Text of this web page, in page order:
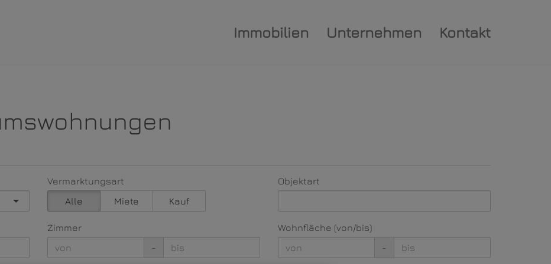
Immobilien Unternehmen Kontakt
Vermarktungsart
Alle
Miete Kauf
Objektart
Zimmer
-
Wohnfläche (von/bis)
-